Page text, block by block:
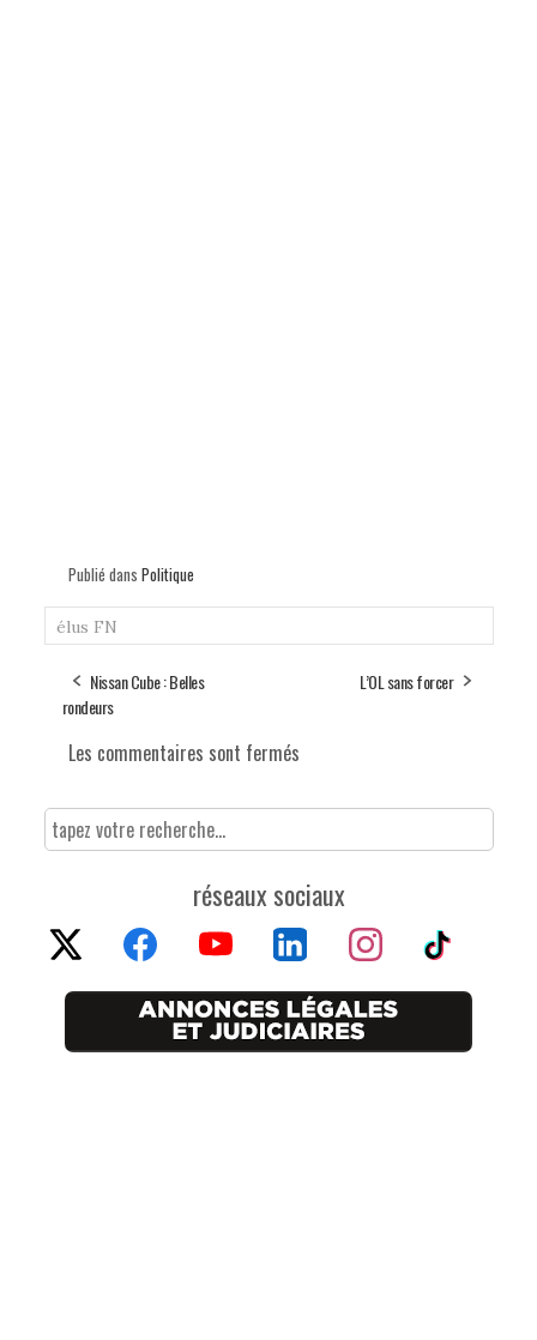
Publié dans Politique
élus FN
Nissan Cube : Belles
rondeurs
L’OL sans forcer
Les commentaires sont fermés
réseaux sociaux